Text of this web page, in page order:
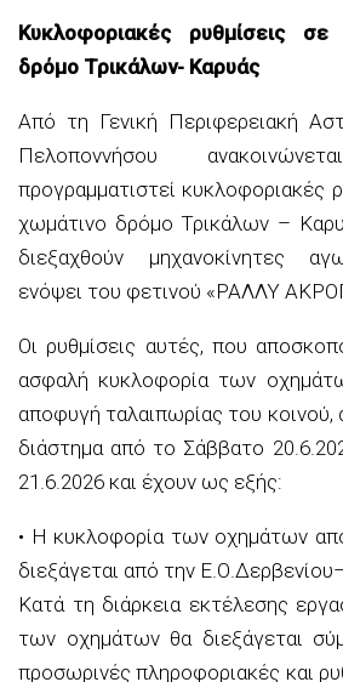
Κυκλοφοριακές ρυθμίσεις σε
δρόμο Τρικάλων- Καρυάς
Από τη Γενική Περιφερειακή
Πελοποννήσου
προγραμματιστεί κυκλοφοριακές
χωμάτινο δρόμο Τρικάλων –
διεξαχθούν μηχανοκίνητες
ενόψει του φετινού «ΡΑΛΛΥ
Οι ρυθμίσεις αυτές, που
ασφαλή κυκλοφορία των
αποφυγή ταλαιπωρίας του κοινού,
διάστημα από το Σάββατο 20.6
21.6 .2026 και έχουν ως εξής:
• Η κυκλοφορία των οχημάτων
διεξάγεται από την Ε.Ο.Δερβενίου
Κατά τη διάρκεια εκτέλεσης
των οχημάτων θα διεξάγεται
προσωρινές πληροφοριακές και